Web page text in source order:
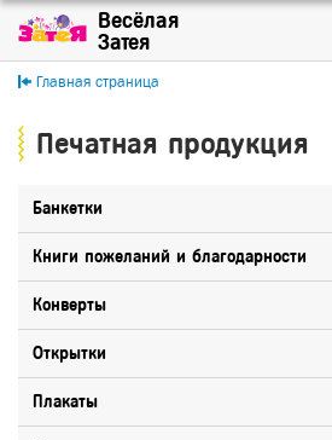
Главная страница
Печатная продукция
Банкетки
Книги пожеланий и благодарности
Конверты
Открытки
Плакаты